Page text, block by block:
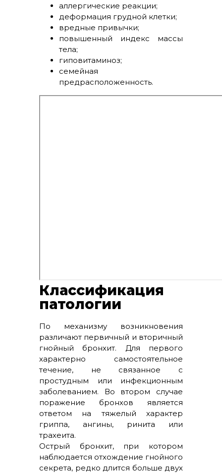
аллергические реакции;
деформация грудной клетки;
вредные привычки;
повышенный индекс массы
тела;
гиповитаминоз;
семейная
предрасположенность.
Классификация
патологии
По механизму возникновения
различают первичный и вторичный
гнойный бронхит. Для первого
характерно самостоятельное
течение, не связанное с
простудным или инфекционным
заболеванием. Во втором случае
поражение бронхов является
ответом на тяжелый характер
гриппа, ангины, ринита или
трахеита.
Острый бронхит, при котором
наблюдается отхождение гнойного
секрета, редко длится больше двух